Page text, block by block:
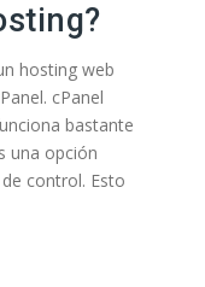
hosting web
cPanel
bastante
una opción
control. Esto